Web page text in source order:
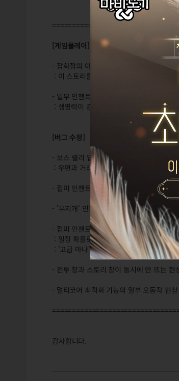
[게임플레이]
- 잡화점의 아일리에가 '퀸즈 러스트 세트'
: 이 스토리를 완료하게 되면 '거미의 수호
- 일부 인챈트 효과를 취소할 수 있도록 개
: 생명력이 감소하는 인챈트 효과를 받고
[버그 수정]
- 보스 랠리 입장권이 거래 불가능한 현상을
: 우편과 거래소(이용권 없이 가능)를 통해
- 접미 인챈트의 발동 효과가 실제보다 높게
- '무지개' 인챈트를 '하캄의 계승자' 타이틀
- 접미 인챈트 아이템 설명을 수정합니다.
: 일정 확률로 발동하는 효과의 경우 해당
: '고급 마나' 인챈트 효과 설명을 '발동 시'
- 전투 창과 스토리 창이 동시에 안 뜨는 현
- 멀티코어 최적화 기능의 일부 오동작 현
감사합니다.